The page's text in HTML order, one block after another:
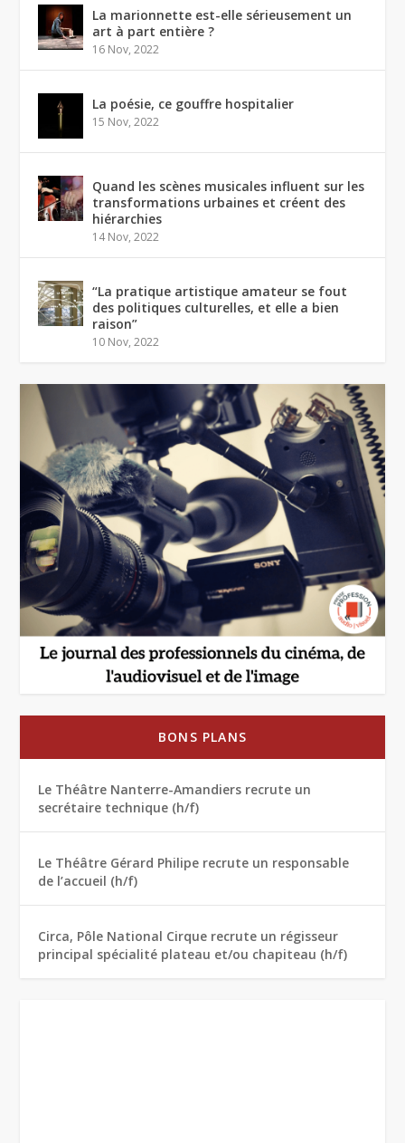
La marionnette est-elle sérieusement un
art à part entière ?
16 Nov, 2022
La poésie, ce gouffre hospitalier
15 Nov, 2022
Quand les scènes musicales influent sur les
transformations urbaines et créent des
hiérarchies
14 Nov, 2022
“La pratique artistique amateur se fout
des politiques culturelles, et elle a bien
raison”
10 Nov, 2022
BONS PLANS
Le Théâtre Nanterre-Amandiers recrute un
secrétaire technique (h/f)
Le Théâtre Gérard Philipe recrute un responsable
de l’accueil (h/f)
Circa, Pôle National Cirque recrute un régisseur
principal spécialité plateau et/ou chapiteau (h/f)